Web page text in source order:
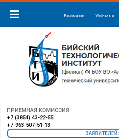
Расписание Web-почта
ПРИЕМНАЯ КОМИССИЯ
+7 (3854) 43-22-55
+7-963-507-51-13
ЗАЯВИТЕЛЕЙ: